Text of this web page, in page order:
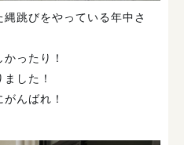
跳びをやっている年中さ
ったり！
した！
んばれ！